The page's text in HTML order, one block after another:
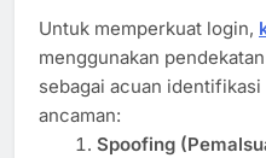
Untuk memperkuat login,
menggunakan pendekatan
sebagai acuan identifikasi
ancaman:
Spoofing